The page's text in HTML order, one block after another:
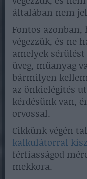
általában nem
Fontos azonban,
végezzük, és ne
amelyek
üveg, műanyag
bármilyen
az önkielégítés
kérdésünk van,
orvossal.
Cikkünk végén
kalkulátorral
férfiasságod
mekkora.